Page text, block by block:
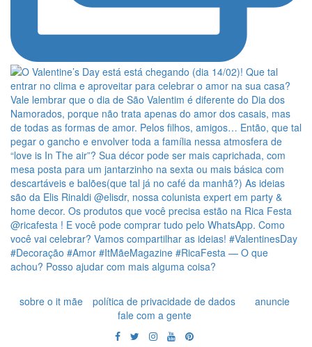
sobre o it mãe política de privacidade de dados
anuncie
fale com a gente